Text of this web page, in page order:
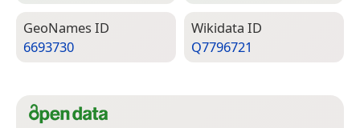
Geo­Names ID
6693730
Wiki­data ID
Q7796721